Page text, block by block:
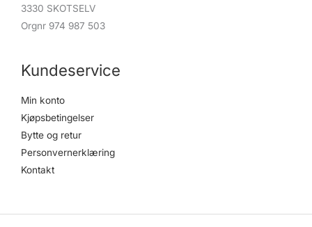
3330 SKOTSELV
Orgnr 974 987 503
Kundeservice
Min konto
Kjøpsbetingelser
Bytte og retur
Personvernerklæring
Kontakt